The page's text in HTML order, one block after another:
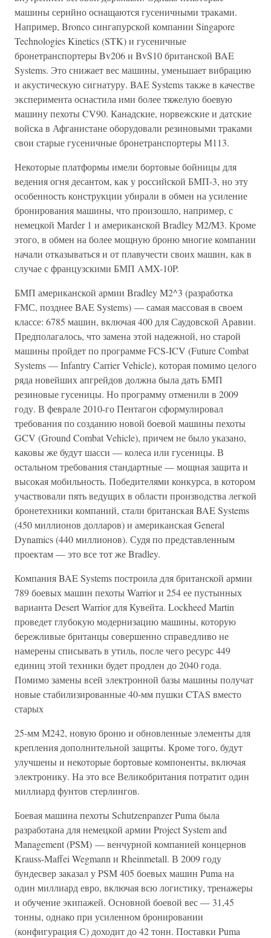
машины серийно оснащаются гусеничными траками.
Например, Bronco сингапурской компании Singapore
Technologies Kinetics (STK) и гусеничные
бронетранспортеры Bv206 и BvS10 британской BAE
Systems. Это снижает вес машины, уменьшает вибрацию
и акустическую сигнатуру. BAE Systems также в качестве
эксперимента оснастила ими более тяжелую боевую
машину пехоты CV90. Канадские, норвежские и датские
войска в Афганистане оборудовали резиновыми траками
свои старые гусеничные бронетранспортеры М113.
Некоторые платформы имели бортовые бойницы для
ведения огня десантом, как у российской БМП-3, но эту
особенность конструкции убирали в обмен на усиление
бронирования машины, что произошло, например, с
немецкой Marder 1 и американской Bradley M2/M3. Кроме
этого, в обмен на более мощную броню многие компании
начали отказываться и от плавучести своих машин, как в
случае с французскими БМП AMX-10P.
БМП американской армии Bradley M2^3 (разработка
FМС, позднее BAE Systems) — самая массовая в своем
классе: 6785 машин, включая 400 для Саудовской Аравии.
Предполагалось, что замена этой надежной, но старой
машины пройдет по программе FCS-ICV (Future Combat
Systems — Infantry Carrier Vehicle), которая помимо целого
ряда новейших апгрейдов должна была дать БМП
резиновые гусеницы. Но программу отменили в 2009
году. В феврале 2010-го Пентагон сформулировал
требования по созданию новой боевой машины пехоты
GCV (Ground Combat Vehicle), причем не было указано,
каковы же будут шасси — колеса или гусеницы. В
остальном требования стандартные — мощная защита и
высокая мобильность. Победителями конкурса, в котором
участвовали пять ведущих в области производства легкой
бронетехники компаний, стали британская BAE Systems
(450 миллионов долларов) и американская General
Dynamics (440 миллионов). Судя по представленным
проектам — это все тот же Bradley.
Компания BAE Systems построила для британской армии
789 боевых машин пехоты Warrior и 254 ее пустынных
варианта Desert Warrior для Кувейта. Lockheed Martin
проведет глубокую модернизацию машины, которую
бережливые британцы совершенно справедливо не
намерены списывать в утиль, после чего ресурс 449
единиц этой техники будет продлен до 2040 года.
Помимо замены всей электронной базы машины получат
новые стабилизированные 40-мм пушки CTAS вместо
старых
25-мм М242, новую броню и обновленные элементы для
крепления дополнительной защиты. Кроме того, будут
улучшены и некоторые бортовые компоненты, включая
электронику. На это все Великобритания потратит один
миллиард фунтов стерлингов.
Боевая машина пехоты Schutzenpanzer Puma была
разработана для немецкой армии Project System and
Management (PSM) — венчурной компанией концернов
Krauss-Maffei Wegmann и Rheinmetall. В 2009 году
бундесвер заказал у PSM 405 боевых машин Puma на
один миллиард евро, включая всю логистику, тренажеры
и обучение экипажей. Основной боевой вес — 31,45
тонны, однако при усиленном бронировании
(конфигурация С) доходит до 42 тонн. Поставки Puma